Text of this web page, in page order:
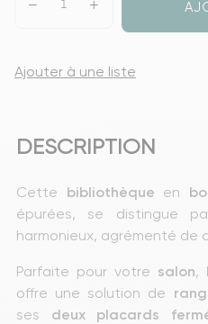
Ajouter à une liste
DESCRIPTION
Cette bibliothèque en
épurées, se distingue
harmonieux, agrémenté de
Parfaite pour votre salon,
offre une solution de
ses deux placards